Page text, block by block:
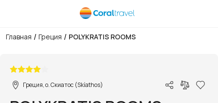
Главная / Греция / POLYKRATIS ROOMS
Греция, о. Скиатос (Skíathos)